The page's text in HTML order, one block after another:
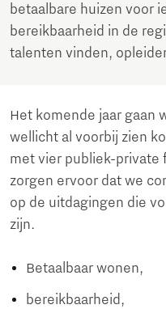
betaalbare huizen voor
bereikbaarheid in de
talenten vinden,
Het komende jaar gaan
wellicht al voorbij zien
met vier publiek-private
zorgen ervoor dat we
op de uitdagingen die
zijn.
Betaalbaar wonen,
bereikbaarheid,